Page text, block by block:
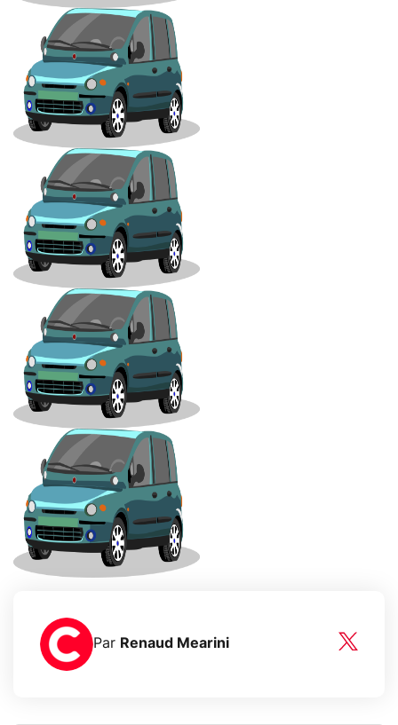
Par Renaud Mearini